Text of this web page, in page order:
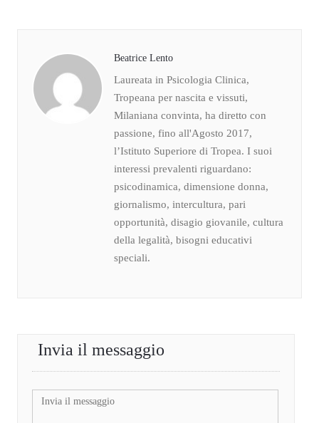
Beatrice Lento
Laureata in Psicologia Clinica,
Tropeana per nascita e vissuti,
Milaniana convinta, ha diretto con
passione, fino all'Agosto 2017,
l’Istituto Superiore di Tropea. I suoi
interessi prevalenti riguardano:
psicodinamica, dimensione donna,
giornalismo, intercultura, pari
opportunità, disagio giovanile, cultura
della legalità, bisogni educativi
speciali.
Invia il messaggio